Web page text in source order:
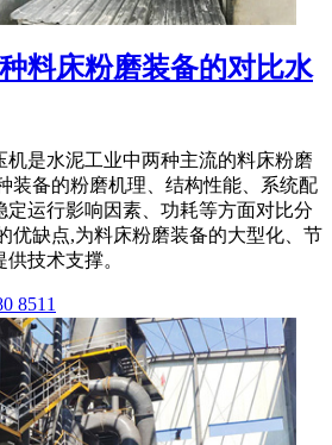
料床粉磨装备的对比水
机是水泥工业中两种主流的料床粉磨
装备的粉磨机理、结构性能、系统配
定运行影响因素、功耗等方面对比分
优缺点,为料床粉磨装备的大型化、节
技术支撑。
8511